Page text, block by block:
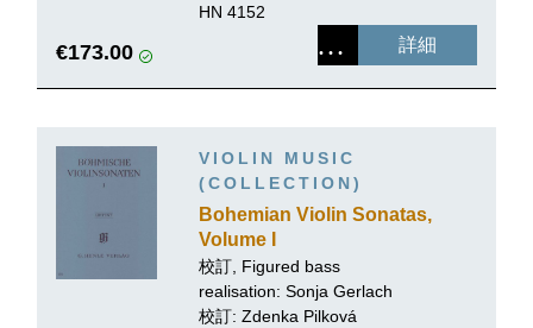
HN 4152
€173.00 詳細
VIOLIN MUSIC
(COLLECTION)
Bohemian Violin Sonatas,
Volume I
校訂, Figured bass
realisation: Sonja Gerlach
校訂: Zdenka Pilková